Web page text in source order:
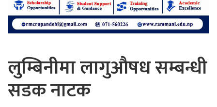
लुम्बिनीमा लागुऔषध सम्बन्धी
सडक नाटक